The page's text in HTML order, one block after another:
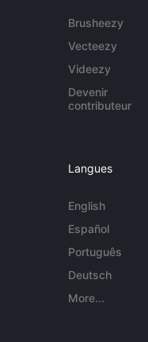
Brusheezy
Vecteezy
Videezy
Devenir
contributeur
Langues
English
Español
Português
Deutsch
More...